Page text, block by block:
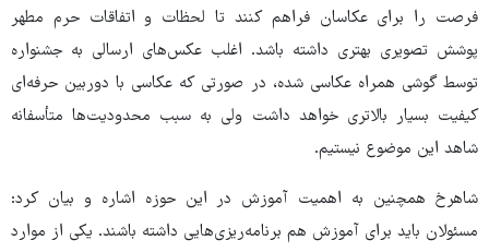
فرصت را برای عکاسان فراهم کنند تا لحظات و اتفاقات حرم مطهر
پوشش تصویری بهتری داشته باشد. اغلب عکس‌های ارسالی به جشنواره
توسط گوشی همراه عکاسی شده، در صورتی که عکاسی با دوربین حرفه‌ای
کیفیت بسیار بالاتری خواهد داشت ولی به سبب محدودیت‌ها متأسفانه
شاهد این موضوع نیستیم.
شاهرخ همچنین به اهمیت آموزش در این حوزه اشاره و بیان کرد:
مسئولان باید برای آموزش هم برنامه‌ریزی‌هایی داشته باشند. یکی از موارد